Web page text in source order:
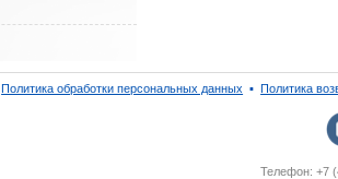
Политика обработки персональных данных ▪ Политика
Телефон: +7